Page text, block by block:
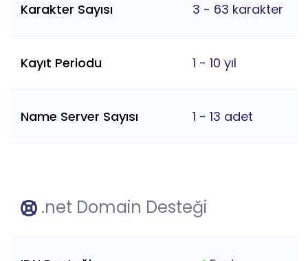
Karakter Sayısı 3 - 63 karakter
Kayıt Periodu 1 - 10 yıl
Name Server Sayısı 1 - 13 adet
.net Domain Desteği